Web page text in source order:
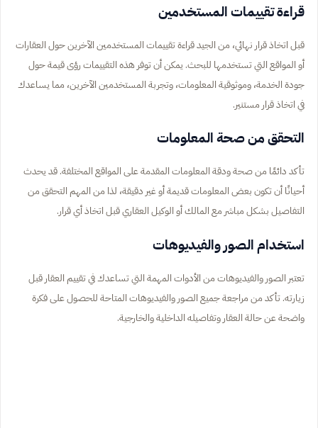
قراءة تقييمات المستخدمين
قبل اتخاذ قرار نهائي، من الجيد قراءة تقييمات المستخدمين الآخرين حول العقارات
أو المواقع التي تستخدمها للبحث. يمكن أن توفر هذه التقييمات رؤى قيمة حول
جودة الخدمة، وموثوقية المعلومات، وتجربة المستخدمين الآخرين، مما يساعدك
في اتخاذ قرار مستنير.
التحقق من صحة المعلومات
تأكد دائمًا من صحة ودقة المعلومات المقدمة على المواقع المختلفة. قد يحدث
أحيانًا أن تكون بعض المعلومات قديمة أو غير دقيقة، لذا من المهم التحقق من
التفاصيل بشكل مباشر مع المالك أو الوكيل العقاري قبل اتخاذ أي قرار.
استخدام الصور والفيديوهات
تعتبر الصور والفيديوهات من الأدوات المهمة التي تساعدك في تقييم العقار قبل
زيارته. تأكد من مراجعة جميع الصور والفيديوهات المتاحة للحصول على فكرة
واضحة عن حالة العقار وتفاصيله الداخلية والخارجية.